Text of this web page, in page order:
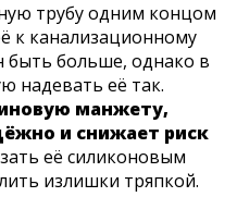
трубу одним концом
к канализационному
быть больше, однако в
надевать её так.
манжету,
и снижает риск
её силиконовым
излишки тряпкой.